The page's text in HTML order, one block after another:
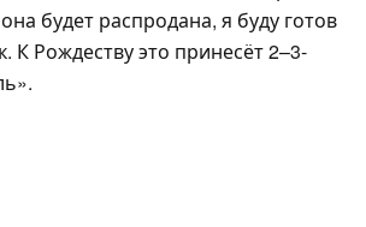
будет распродана, я буду готов
К Рождеству это принесёт 2–3-